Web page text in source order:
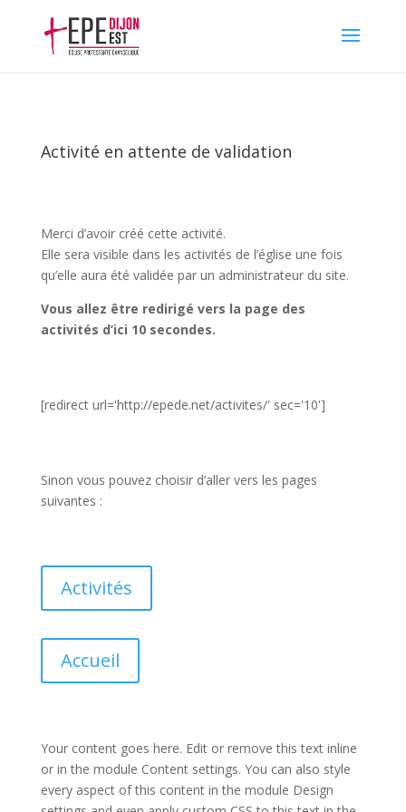
Activité en attente de validation
Merci d’avoir créé cette activité.
Elle sera visible dans les activités de l’église une fois
qu’elle aura été validée par un administrateur du site.
Vous allez être redirigé vers la page des
activités d’ici 10 secondes.
[redirect url='http://epede.net/activites/' sec='10']
Sinon vous pouvez choisir d’aller vers les pages
suivantes :
Activités
Accueil
Your content goes here. Edit or remove this text inline
or in the module Content settings. You can also style
every aspect of this content in the module Design